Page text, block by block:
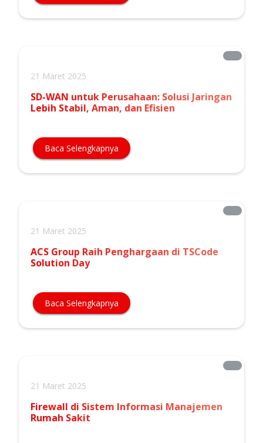
21 Maret 2025
SD-WAN untuk Perusahaan: Solusi Jaringan
Lebih Stabil, Aman, dan Efisien
Baca Selengkapnya
21 Maret 2025
ACS Group Raih Penghargaan di TSCode
Solution Day
Baca Selengkapnya
21 Maret 2025
Firewall di Sistem Informasi Manajemen
Rumah Sakit